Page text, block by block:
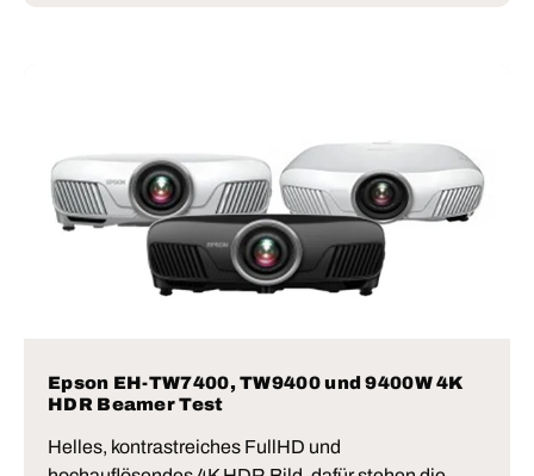
Epson EH-TW7400, TW9400 und 9400W 4K
HDR Beamer Test
Helles, kontrastreiches FullHD und